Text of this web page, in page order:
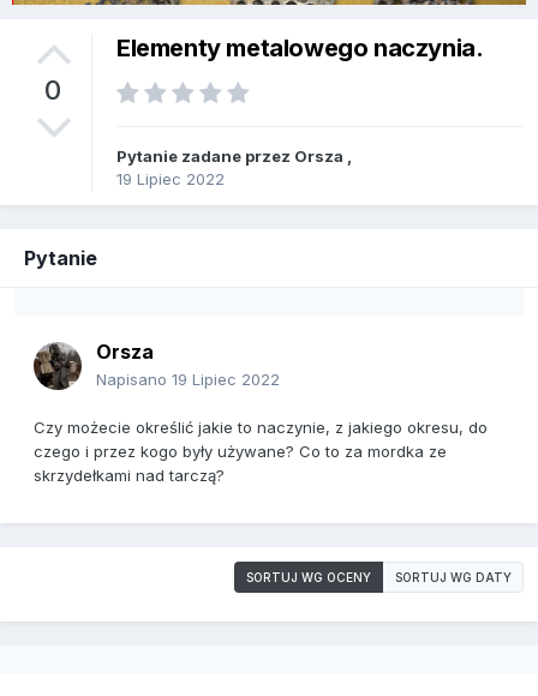
0
Elementy metalowego naczynia.
Pytanie zadane przez Orsza
19 Lipiec 2022
Pytanie
Orsza
Napisano 19 Lipiec 2022
Czy możecie określić jakie to naczynie, z jakiego okresu, do
czego i przez kogo były używane? Co to za mordka ze
skrzydełkami nad tarczą?
SORTUJ WG OCENY SORTUJ WG DATY